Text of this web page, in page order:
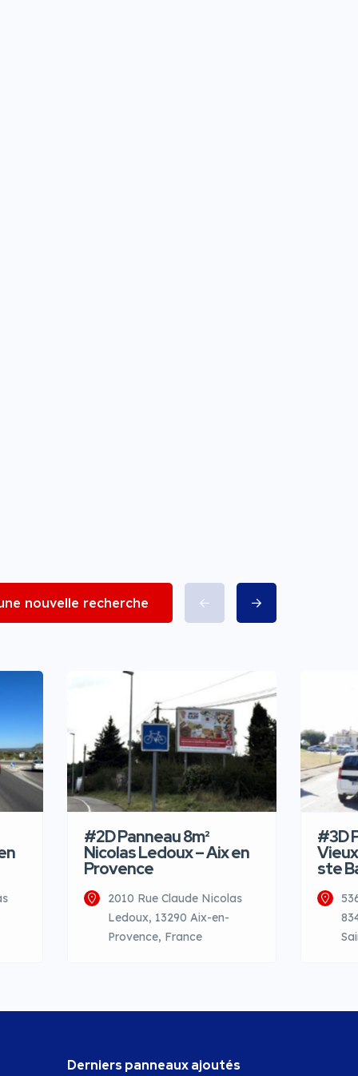
nouvelle recherche
#2D Panneau 8m²
Nicolas Ledoux – Aix en
Provence
2010 Rue Claude Nicolas
Ledoux, 13290 Aix-en-
Provence, France
#3D
ste
Derniers panneaux ajoutés